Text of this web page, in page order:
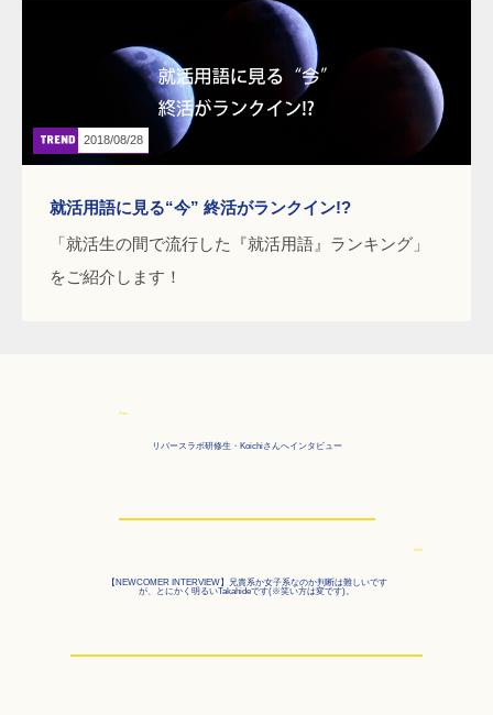
2018/08/28
就活用語に見る“今” 終活がランクイン!?
「就活生の間で流行した『就活用語』ランキング」
をご紹介します！
Prev
リバースラボ研修生・Koichiさんへインタビュー
Next
【NEWCOMER INTERVIEW】兄貴系か女子系なのか判断は難しいです
が、とにかく明るいTakahideです(※笑い方は変です)。